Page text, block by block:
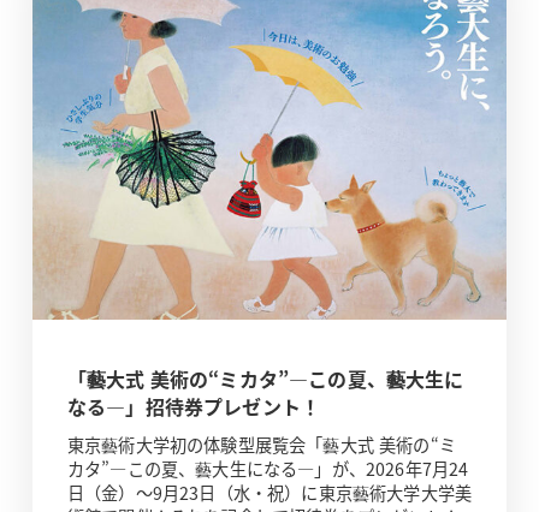
「藝大式 美術の“ミカタ”―この夏、藝大生に
なる―」招待券プレゼント！
東京藝術大学初の体験型展覧会「藝大式 美術の“ミ
カタ”―この夏、藝大生になる―」が、2026年7月24
日（金）～9月23日（水・祝）に東京藝術大学大学美